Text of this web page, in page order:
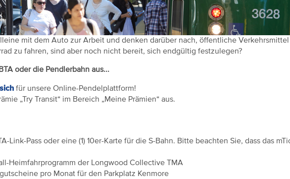
mit dem Auto zur Arbeit und denken darüber nach, öffentliche
zu fahren, sind aber noch nicht bereit, sich endgültig festzulegen?
oder die Pendlerbahn aus...
für unsere Online-Pendelplattform!
„Try Transit“ im Bereich „Meine Prämien“ aus.
Link-Pass oder eine (1) 10er-Karte für die S-Bahn. Bitte beachten Sie, dass das
Heimfahrprogramm der Longwood Collective TMA
pro Monat für den Parkplatz Kenmore